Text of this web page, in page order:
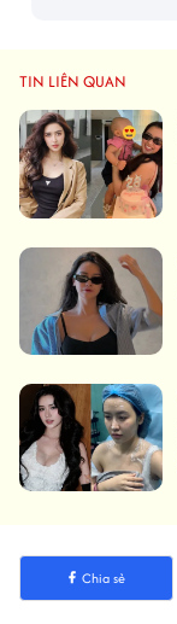
TIN LIÊN QUAN
Chia sẻ